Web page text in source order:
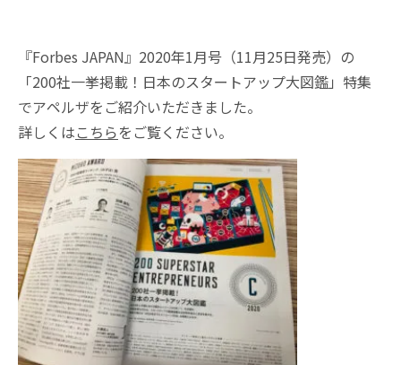
『Forbes JAPAN』2020年1月号（11月25日発売）の
「200社一挙掲載！日本のスタートアップ大図鑑」特集
でアペルザをご紹介いただきました。
詳しくはこちらをご覧ください。